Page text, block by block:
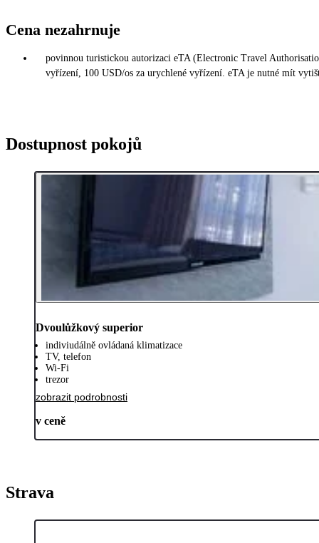
Cena nezahrnuje
povinnou turistickou autorizaci eTA (Electronic Travel
vyřízení, 100 USD/os za urychlené vyřízení. eTA je nutné mít
Dostupnost pokojů
Dvoulůžkový superior
indiviudálně ovládaná klimatizace
TV, telefon
Wi-Fi
trezor
zobrazit podrobnosti
v ceně
Strava